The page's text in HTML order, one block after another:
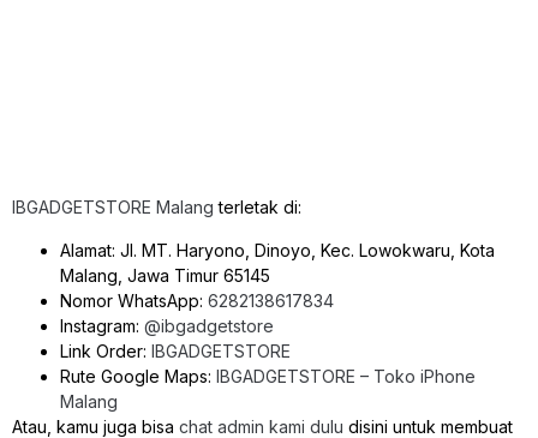
IBGADGETSTORE Malang terletak di:
Alamat: Jl. MT. Haryono, Dinoyo, Kec. Lowokwaru, Kota
Malang, Jawa Timur 65145
Nomor WhatsApp: 6282138617834
Instagram: @ibgadgetstore
Link Order: IBGADGETSTORE
Rute Google Maps: IBGADGETSTORE – Toko iPhone
Malang
Atau, kamu juga bisa chat admin kami dulu disini untuk membuat